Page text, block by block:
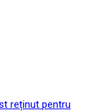
reținut pentru